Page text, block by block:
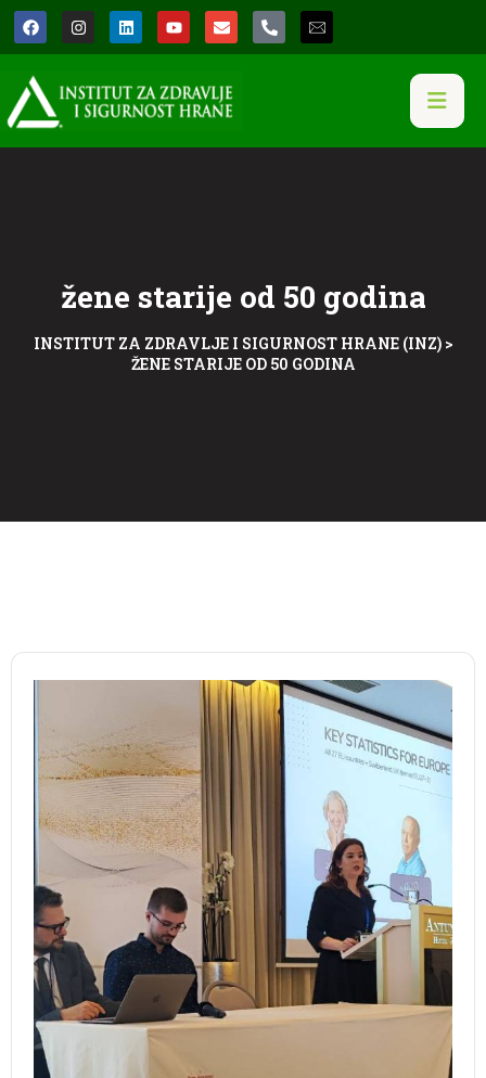
žene starije od 50 godina
INSTITUT ZA ZDRAVLJE I SIGURNOST HRANE (INZ)>
ŽENE STARIJE OD 50 GODINA